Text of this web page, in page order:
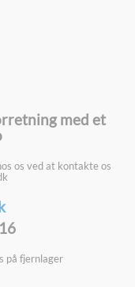
med et
os ved at kontakte os
på fjernlager